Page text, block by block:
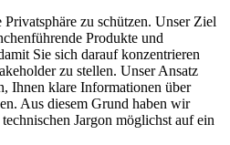
zu schützen. Unser Ziel
Produkte und
Sie sich darauf konzentrieren
zu stellen. Unser Ansatz
Ihnen klare Informationen über
Aus diesem Grund haben wir
Jargon möglichst auf ein